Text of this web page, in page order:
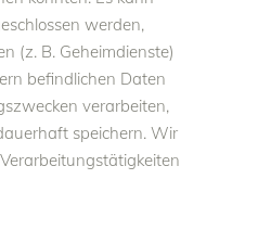
werden,
(z. B. Geheimdienste)
befindlichen Daten
verarbeiten,
speichern. Wir